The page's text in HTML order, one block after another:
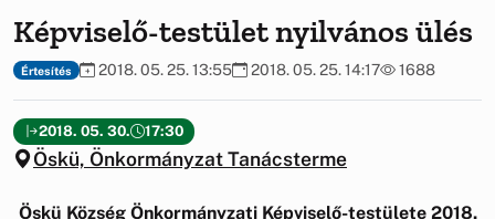
Képviselő-testület nyilvános ülés
Értesítés 2018. 05. 25. 13:55 2018. 05. 25. 14:17 1688
2018. 05. 30. 17:30
Öskü, Önkormányzat Tanácsterme
Öskü Község Önkormányzati Képviselő-testülete 2018.